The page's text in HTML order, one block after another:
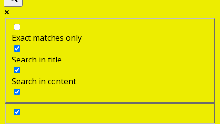
Exact matches only
Search in title
Search in content